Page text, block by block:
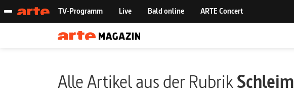
Alle Artikel aus der RubrikSchleim